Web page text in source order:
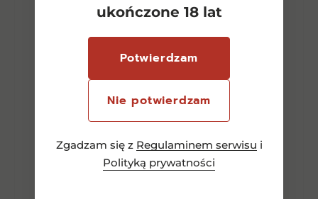
ukończone 18 lat
Potwierdzam
Nie potwierdzam
Zgadzam się z Regulaminem serwisu i
Polityką prywatności